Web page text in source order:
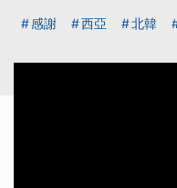
感謝 西亞 北韓